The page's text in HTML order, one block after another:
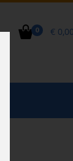
0 € 0,00